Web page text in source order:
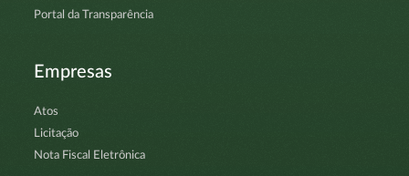
Portal da Transparência
Empresas
Atos
Licitação
Nota Fiscal Eletrônica